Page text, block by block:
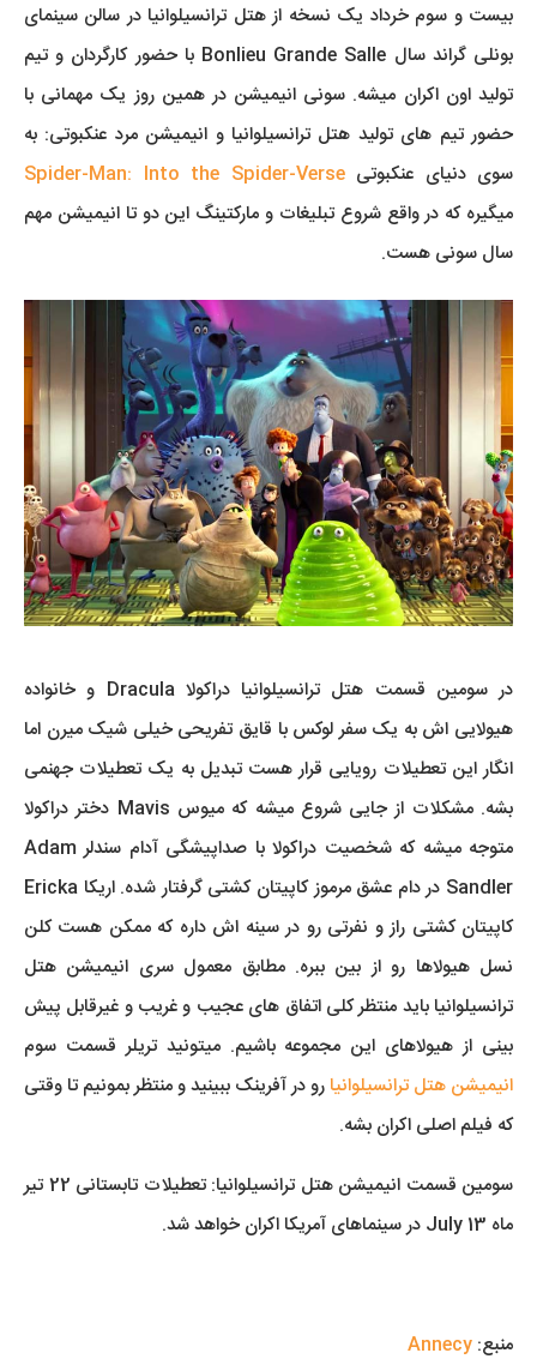
بیست و سوم خرداد یک نسخه از هتل ترانسیلوانیا در سالن سینمای
بونلی گراند سال Bonlieu Grande Salle با حضور کارگردان و تیم
تولید اون اکران میشه. سونی انیمیشن در همین روز یک مهمانی با
حضور تیم های تولید هتل ترانسیلوانیا و انیمیشن مرد عنکبوتی: به
سوی دنیای عنکبوتیSpider-Man: Into the Spider-Verse
میگیره که در واقع شروع تبلیغات و مارکتینگ این دو تا انیمیشن مهم
سال سونی هست.
در سومین قسمت هتل ترانسیلوانیا دراکولا Dracula و خانواده
هیولایی اش به یک سفر لوکس با قایق تفریحی خیلی شیک میرن اما
انگار این تعطیلات رویایی قرار هست تبدیل به یک تعطیلات جهنمی
بشه. مشکلات از جایی شروع میشه که میوس Mavis دختر دراکولا
متوجه میشه که شخصیت دراکولا با صداپیشگی آدام سندلر Adam
Sandler در دام عشق مرموز کاپیتان کشتی گرفتار شده. اریکا Ericka
کاپیتان کشتی راز و نفرتی رو در سینه اش داره که ممکن هست کلن
نسل هیولاها رو از بین ببره. مطابق معمول سری انیمیشن هتل
ترانسیلوانیا باید منتظر کلی اتفاق های عجیب و غریب و غیرقابل پیش
بینی از هیولاهای این مجموعه باشیم. میتونید تریلر قسمت سوم
انیمیشن هتل ترانسیلوانیا رو در آفرینک ببینید و منتظر بمونیم تا وقتی
که فیلم اصلی اکران بشه.
سومین قسمت انیمیشن هتل ترانسیلوانیا: تعطیلات تابستانی 22 تیر
ماه July 13 در سینماهای آمریکا اکران خواهد شد.
منبع: Annecy